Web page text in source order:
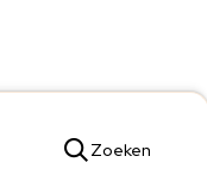
Zoeken